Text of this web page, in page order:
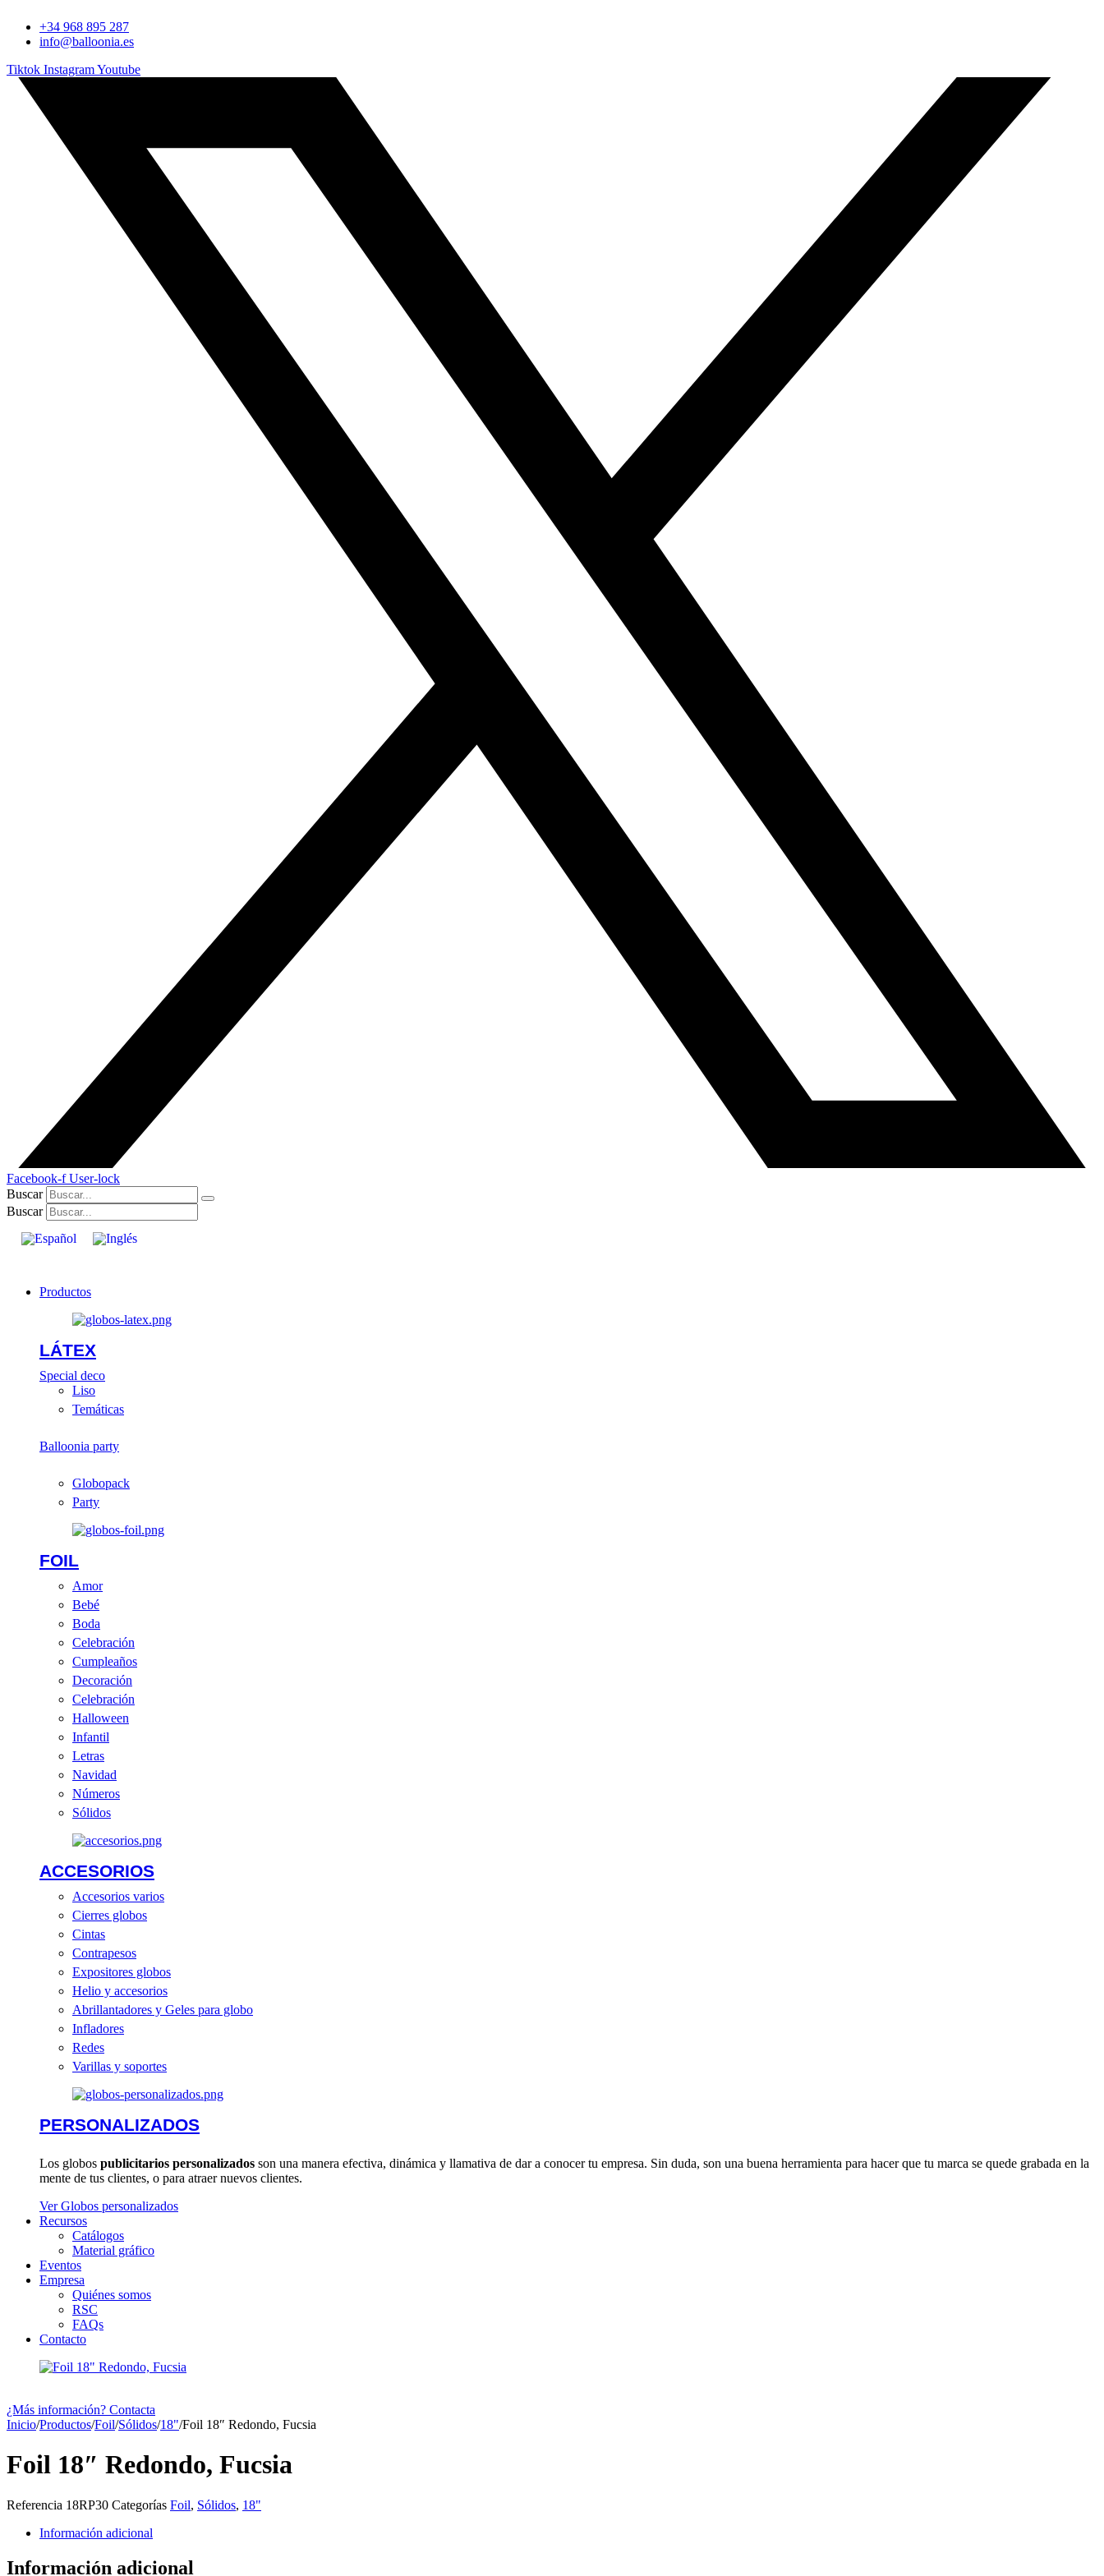
+34 968 895 287
info@balloonia.es
Tiktok InstagramYoutube
Facebook-f User-lock
Buscar
Buscar
Productos
LÁTEX
Special deco
Liso
Temáticas
Balloonia party
Globopack
Party
FOIL
Amor
Bebé
Boda
Celebración
Cumpleaños
Decoración
Celebración
Halloween
Infantil
Letras
Navidad
Números
Sólidos
ACCESORIOS
Accesorios varios
Cierres globos
Cintas
Contrapesos
Expositores globos
Helio y accesorios
Abrillantadores y Geles para globo
Infladores
Redes
Varillas y soportes
PERSONALIZADOS
Los globos publicitarios personalizados son una manera efectiva, dinámica y llamativa de dar a conocer tu empresa. Sin duda, son una buena herramienta para hacer que tu marca se quede grabada en la
mente de tus clientes, o para atraer nuevos clientes.
Ver Globos personalizados
Recursos
Catálogos
Material gráfico
Eventos
Empresa
Quiénes somos
RSC
FAQs
Contacto
¿Más información? Contacta
Inicio/Productos/Foil/Sólidos/18"/Foil 18″ Redondo, Fucsia
Foil 18″ Redondo, Fucsia
Referencia 18RP30 Categorías Foil, Sólidos, 18"
Información adicional
Información adicional